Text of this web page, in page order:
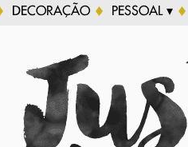
DECORAÇÃO PESSOAL ▾